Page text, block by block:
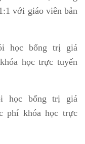
với giáo viên bản
học bổng trị giá
học trực tuyến
học bổng trị giá
phí khóa học trực